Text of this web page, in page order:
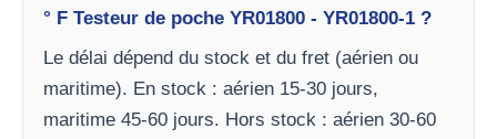
° F Testeur de poche YR01800 - YR01800-1 ?
Le délai dépend du stock et du fret (aérien ou
maritime). En stock : aérien 15-30 jours,
maritime 45-60 jours. Hors stock : aérien 30-60